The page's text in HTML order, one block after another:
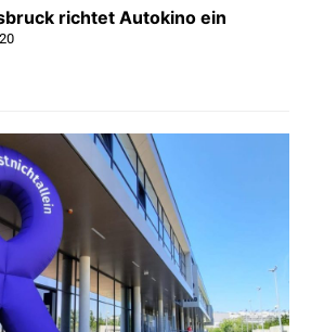
richtet Autokino ein